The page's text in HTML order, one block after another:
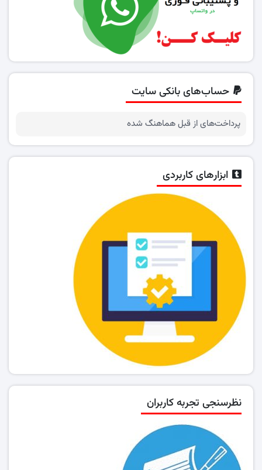
حساب‌های بانکی سایت
پرداخت‌های از قبل هماهنگ شده
ابزارهای کاربردی
نظرسنجی تجربه کاربران